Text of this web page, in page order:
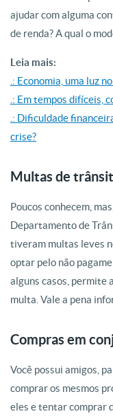
ajudar com alguma
de renda? A qual o
Leia mais:
.: Economia, uma luz
.: Em tempos difíceis,
.: Dificuldade
crise?
Multas de
Poucos conhecem,
Departamento de
tiveram multas leves
optar pelo não
alguns casos, permite
multa. Vale a pena
Compras em
Você possui amigos,
comprar os mesmos
eles e tentar comprar